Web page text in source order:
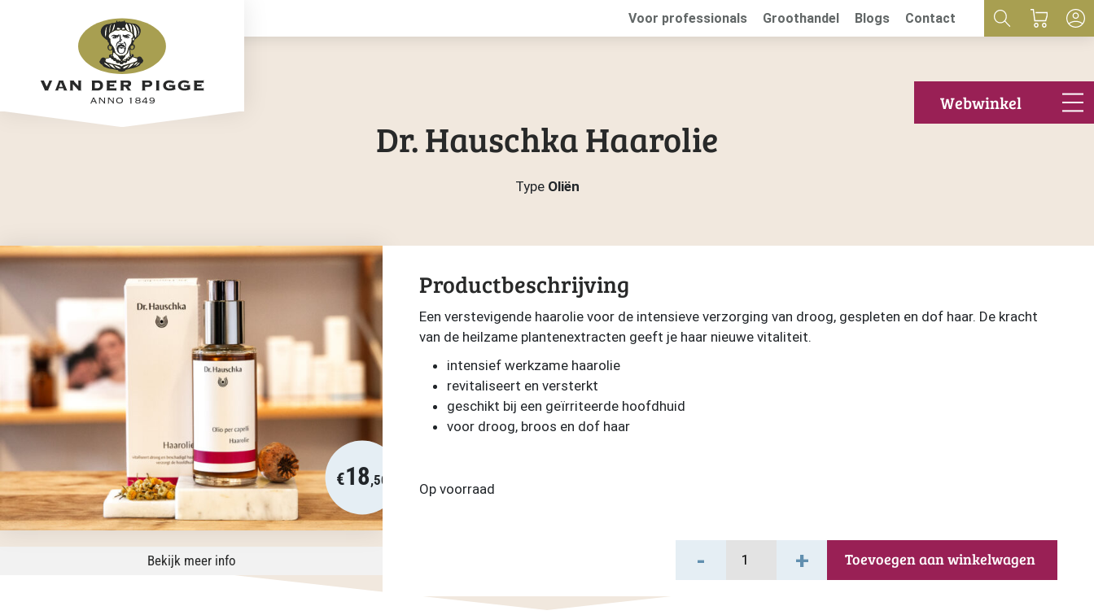
Voor professionals Groothandel Blogs Contact
Webwinkel
Dr. Hauschka Haarolie
Type Oliën
€18,50
Bekijk meer info
Productbeschrijving
Een verstevigende haarolie voor de intensieve verzorging van droog, gespleten en dof haar. De kracht
van de heilzame plantenextracten geeft je haar nieuwe vitaliteit.
intensief werkzame haarolie
revitaliseert en versterkt
geschikt bij een geïrriteerde hoofdhuid
voor droog, broos en dof haar
Op voorraad
- + Toevoegen aan winkelwagen